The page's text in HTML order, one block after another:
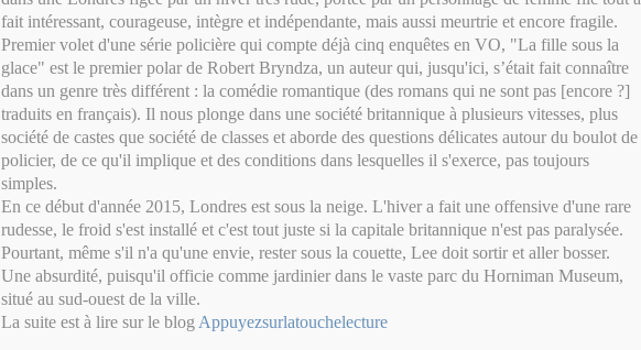
fait intéressant, courageuse, intègre et indépendante, mais aussi meurtrie et encore fragile.
Premier volet d'une série policière qui compte déjà cinq enquêtes en VO, "La fille sous la
glace" est le premier polar de Robert Bryndza, un auteur qui, jusqu'ici, s’était fait connaître
dans un genre très différent : la comédie romantique (des romans qui ne sont pas [encore ?]
traduits en français). Il nous plonge dans une société britannique à plusieurs vitesses, plus
société de castes que société de classes et aborde des questions délicates autour du boulot de
policier, de ce qu'il implique et des conditions dans lesquelles il s'exerce, pas toujours
simples.
En ce début d'année 2015, Londres est sous la neige. L'hiver a fait une offensive d'une rare
rudesse, le froid s'est installé et c'est tout juste si la capitale britannique n'est pas paralysée.
Pourtant, même s'il n'a qu'une envie, rester sous la couette, Lee doit sortir et aller bosser.
Une absurdité, puisqu'il officie comme jardinier dans le vaste parc du Horniman Museum,
situé au sud-ouest de la ville.
La suite est à lire sur le blog Appuyezsurlatouchelecture